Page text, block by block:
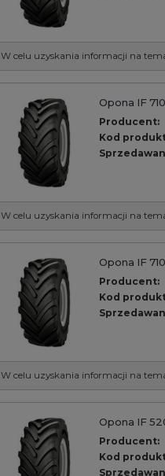
W celu uzyskania informacji na
Opona IF
Producent:
Kod
W celu uzyskania informacji na
Opona IF
Producent:
Kod
W celu uzyskania informacji na
Opona IF
Producent:
Kod